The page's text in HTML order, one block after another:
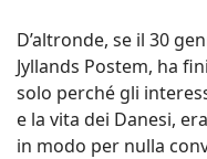
D’altronde, se il 30
Jyllands Postem, ha
solo perché gli
e la vita dei Danesi,
in modo per nulla